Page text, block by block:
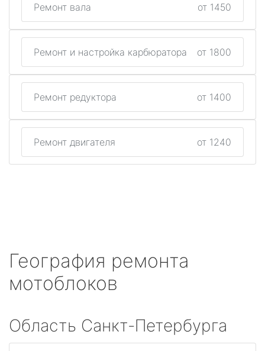
Ремонт вала от 1450
Ремонт и настройка карбюратора от 1800
Ремонт редуктора от 1400
Ремонт двигателя от 1240
География ремонта
мотоблоков
Область Санкт-Петербурга